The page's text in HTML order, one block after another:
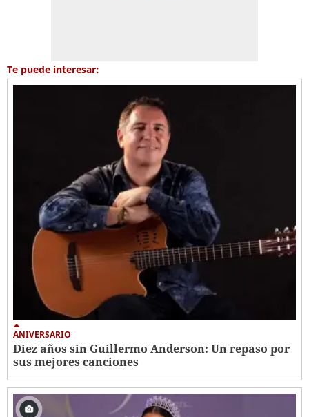
Te puede interesar:
ANIVERSARIO
Diez años sin Guillermo Anderson: Un repaso por
sus mejores canciones